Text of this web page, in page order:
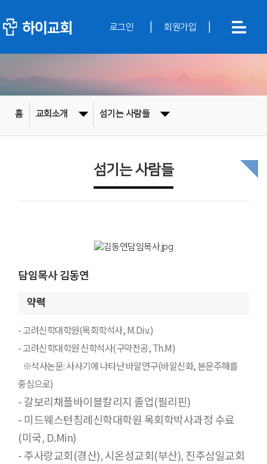
로그인 회원가입
홈 교회소개 섬기는 사람들
섬기는 사람들
담임목사 김동연
약력
- 고려신학대학원(목회학석사, M.Div.)
- 고려신학대학원 신학석사(구약전공, Th.M)
※석사논문: 사사기에 나타난 바알연구(바알신화, 본문주해를
중심으로)
- 갈보리채플바이블칼리지 졸업(필리핀)
- 미드웨스턴침례신학대학원 목회학박사과정 수료
(미국, D.Min)
- 주사랑교회(경산), 시온성교회(부산), 진주삼일교회